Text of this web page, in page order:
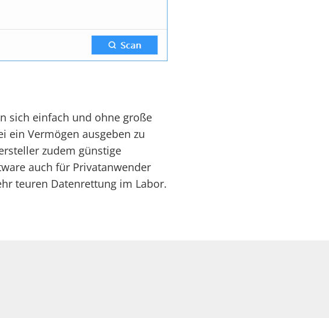
sich einfach und ohne große
ein Vermögen ausgeben zu
zudem günstige
auch für Privatanwender
teuren Datenrettung im Labor.